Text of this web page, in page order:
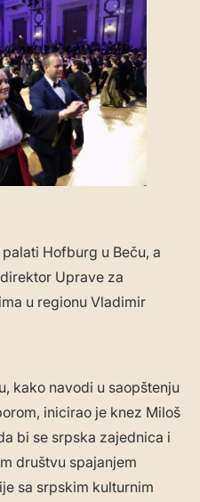
Hofburg u Beču, a
Uprave za
u regionu Vladimir
kako navodi u saopštenju
inicirao je knez Miloš
bi se srpska zajednica i
društvu spajanjem
sa srpskim kulturnim